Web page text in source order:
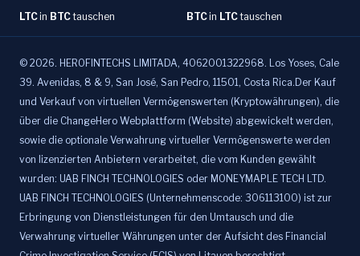
LTCin BTCtauschen BTCin LTCtauschen
© 2026. HEROFINTECHS LIMITADA, 4062001322968. Los Yoses, Cale
39. Avenidas, 8 & 9, San José, San Pedro, 11501, Costa Rica.Der Kauf
und Verkauf von virtuellen Vermögenswerten (Kryptowährungen), die
über die ChangeHero Webplattform (Website) abgewickelt werden,
sowie die optionale Verwahrung virtueller Vermögenswerte werden
von lizenzierten Anbietern verarbeitet, die vom Kunden gewählt
wurden: UAB FINCH TECHNOLOGIES oder MONEYMAPLE TECH LTD.
UAB FINCH TECHNOLOGIES (Unternehmenscode: 306113100) ist zur
Erbringung von Dienstleistungen für den Umtausch und die
Verwahrung virtueller Währungen unter der Aufsicht des Financial